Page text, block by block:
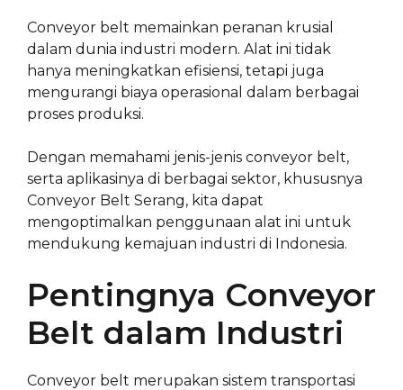
Conveyor belt memainkan peranan krusial
dalam dunia industri modern. Alat ini tidak
hanya meningkatkan efisiensi, tetapi juga
mengurangi biaya operasional dalam berbagai
proses produksi.
Dengan memahami jenis-jenis conveyor belt,
serta aplikasinya di berbagai sektor, khususnya
Conveyor Belt Serang, kita dapat
mengoptimalkan penggunaan alat ini untuk
mendukung kemajuan industri di Indonesia.
Pentingnya Conveyor
Belt dalam Industri
Conveyor belt merupakan sistem transportasi